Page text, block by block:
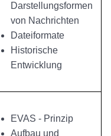
Darstellungsformen
von Nachrichten
Dateiformate
Historische
Entwicklung
EVAS - Prinzip
Aufbau und